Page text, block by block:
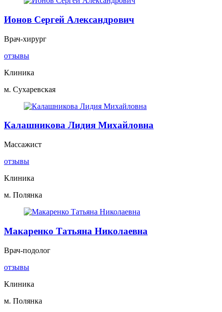
Ионов Сергей Александрович
Врач-хирург
отзывы
Клиника
м. Сухаревская
Калашникова Лидия Михайловна
Массажист
отзывы
Клиника
м. Полянка
Макаренко Татьяна Николаевна
Врач-подолог
отзывы
Клиника
м. Полянка